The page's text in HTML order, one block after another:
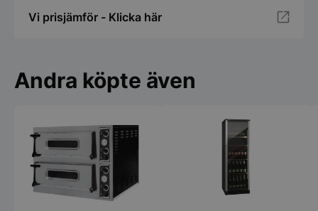
Vi prisjämför - Klicka här
Andra köpte även